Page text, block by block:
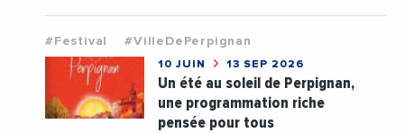
#Festival #VilleDePerpignan
10 JUIN 13 SEP 2026
Un été au soleil de Perpignan,
une programmation riche
pensée pour tous